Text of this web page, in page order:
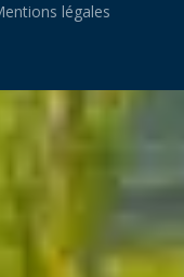
légales